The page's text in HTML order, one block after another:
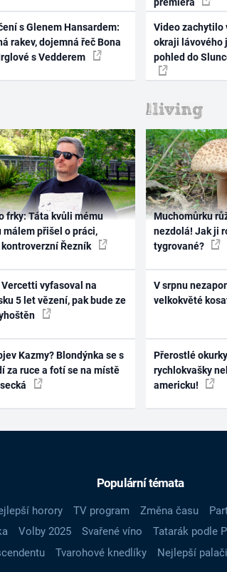
s Glenem Hansardem:
rakev, dojemná řeč Bona
s Vedderem
premiéra
Video zachytilo
okraji lávového
pohled do
frky: Táta kvůli mému
málem přišel o práci,
Řezník
Vercetti vyfasoval na
5 let vězení, pak bude ze
Kazmy? Blondýnka se s
za ruce a fotí se na místě
Muchomůrku
nezdolá! Jak ji
tygrované?
V srpnu
velkokvěté
Přerostlé
rychlokvašky
americku!
Populární témata
horory TV program Změna času
Volby 2025 Svařené víno Tatarák podle
Tvarohové knedlíky Nejlepší